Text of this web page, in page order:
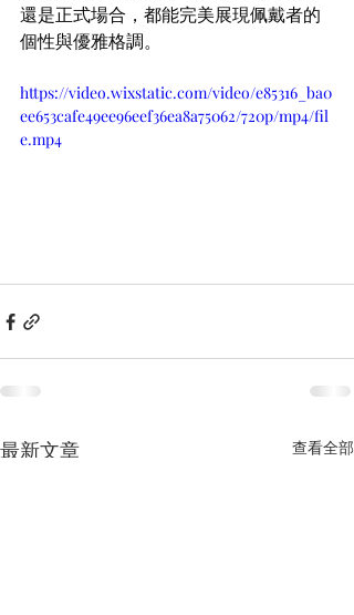
還是正式場合，都能完美展現佩戴者的
個性與優雅格調。
https://video.wixstatic.com/video/e85316_ba0
ee653cafe49ee96eef36ea8a75062/720p/mp4/fil
e.mp4
最新文章 查看全部